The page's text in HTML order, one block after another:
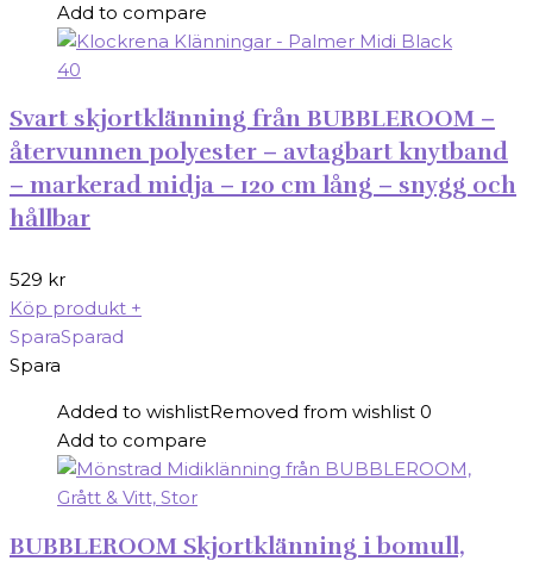
Add to compare
Svart skjortklänning från BUBBLEROOM –
återvunnen polyester – avtagbart knytband
– markerad midja – 120 cm lång – snygg och
hållbar
529 kr
Köp produkt +
SparaSparad
Spara
Added to wishlistRemoved from wishlist 0
Add to compare
BUBBLEROOM Skjortklänning i bomull,